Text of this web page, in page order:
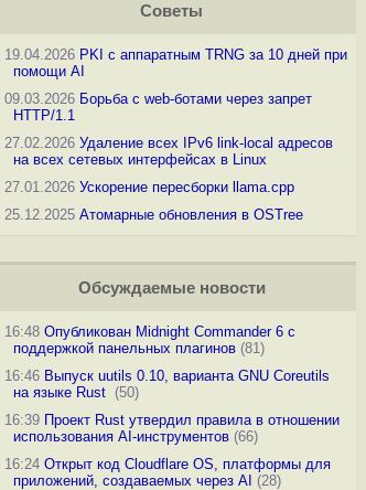
Советы
19.04.2026 PKI с аппаратным TRNG за 10 дней при
помощи AI
09.03.2026 Борьба с web-ботами через запрет
HTTP/1.1
27.02.2026 Удаление всех IPv6 link-local адресов
на всех сетевых интерфейсах в Linux
27.01.2026 Ускорение пересборки llama.cpp
25.12.2025 Атомарные обновления в OSTree
Обсуждаемые новости
16:48 Опубликован Midnight Commander 6 c
поддержкой панельных плагинов(81)
16:46 Выпуск uutils 0.10, варианта GNU Coreutils
на языке Rust (50)
16:39 Проект Rust утвердил правила в отношении
использования AI-инструментов(66)
16:24 Открыт код Cloudflare OS, платформы для
приложений, создаваемых через AI (28)